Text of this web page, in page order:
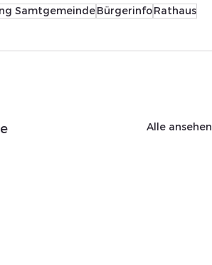
SamtgemeindeBürgerinfoRathaus
Alle ansehen